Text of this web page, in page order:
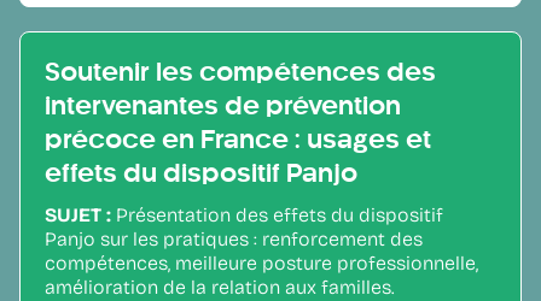
Soutenir les compétences des
intervenantes de prévention
précoce en France : usages et
effets du dispositif Panjo
SUJET : Présentation des effets du dispositif
Panjo sur les pratiques : renforcement des
compétences, meilleure posture professionnelle,
amélioration de la relation aux familles.